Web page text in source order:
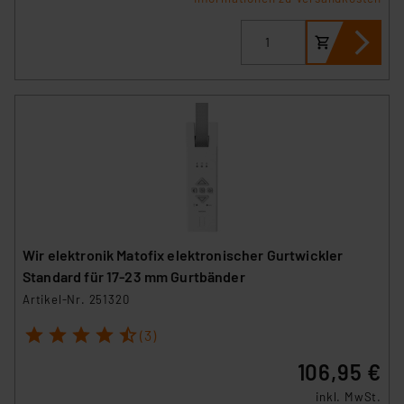
VO) zu. Eine detaillierte Auflistung der einzelnen
Cookies nach Zweck und Anbieter ist durch Klick auf
den Button „Ablehnen oder Einstellungen“ abrufbar. Sie
können die Verwendung nicht notwendiger Cookies
Link „Cookie Einstellungen“ anpassen oder widerrufen.
Analyse bis zum Zeitpunkt des Widerrufs bleibt hiervon
gespeichert werden und dieses Banner erneut
angezeigt wird.
„Einige Drittanbieter verarbeiten personenbezogene
Cookies dieser Drittanbieter umfasst daher ggf. auch
die Verarbeitung Ihrer Daten in den USA gemäß Art. 49
Wir elektronik Matofix elektronischer Gurtwickler
Standard für 17-23 mm Gurtbänder
Artikel-Nr. 251320
1 2 3 4 5 (3)
106,95 €
inkl. MwSt.